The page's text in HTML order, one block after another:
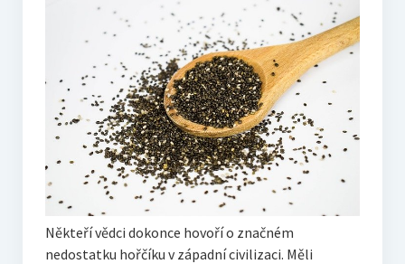
Někteří vědci dokonce hovoří o značném
nedostatku hořčíku v západní civilizaci. Měli